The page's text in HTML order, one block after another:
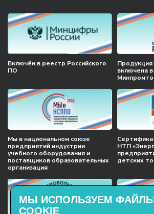
Включён в реестр Российского
ПО
включена
Мы в национальном союзе
предприятий индустрии
учебного оборудования и
поставщиков образовательных
организация
НТП
детских
МЫ ИСПОЛЬЗУЕМ
COOKIE